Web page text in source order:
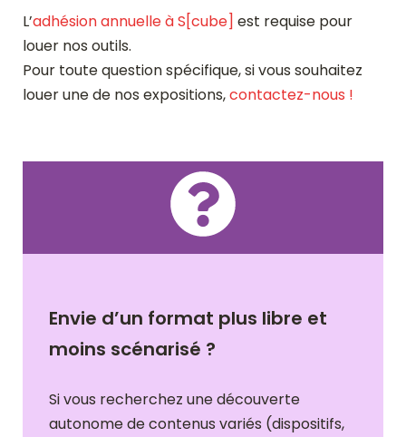
L’adhésion annuelle à S[cube] est requise pour
louer nos outils.
Pour toute question spécifique, si vous souhaitez
louer une de nos expositions,contactez-nous !
Envie d’un format plus libre et
moins scénarisé ?
Si vous recherchez une découverte
autonome de contenus variés (dispositifs,